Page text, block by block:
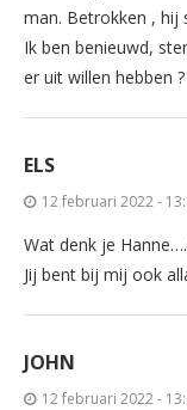
man. Betrokken , hij
Ik ben benieuwd,
er uit willen hebben ?
ELS
12 februari 2022 -
Wat denk je
Jij bent bij mij ook
JOHN
12 februari 2022 -